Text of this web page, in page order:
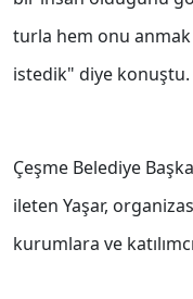
turla hem onu anmak
istedik" diye konuştu.
Çeşme Belediye
ileten Yaşar,
kurumlara ve